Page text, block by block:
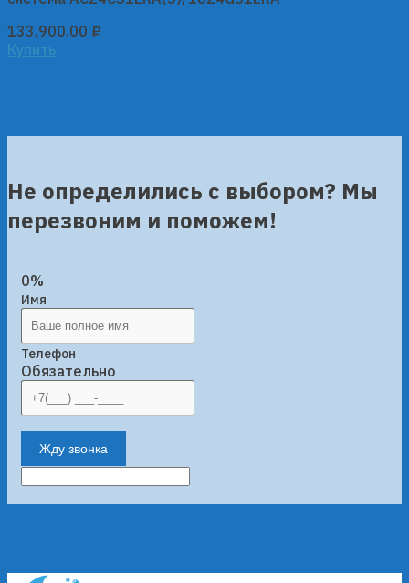
133,900.00 ₽
Купить
Не определились с выбором? Мы
перезвоним и поможем!
0%
Имя
Телефон
Обязательно
Жду звонка